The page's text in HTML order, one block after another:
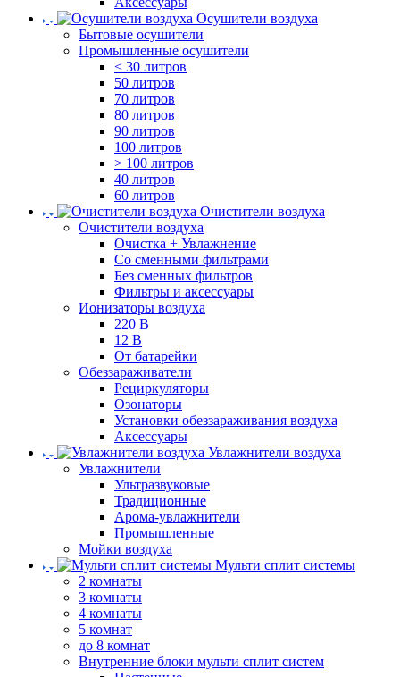
Осушители воздуха
Бытовые осушители
Промышленные осушители
< 30 литров
50 литров
70 литров
80 литров
90 литров
100 литров
> 100 литров
40 литров
60 литров
Очистители воздуха
Очистители воздуха
Очистка + Увлажнение
Cо сменными фильтрами
Без сменных фильтров
Фильтры и аксессуары
Ионизаторы воздуха
220 В
12 В
От батарейки
Обеззараживатели
Рециркуляторы
Озонаторы
Установки обеззараживания воздуха
Аксессуары
Увлажнители воздуха
Увлажнители
Ультразвуковые
Традиционные
Арома-увлажнители
Промышленные
Мойки воздуха
Мульти сплит системы
2 комнаты
3 комнаты
4 комнаты
5 комнат
до 8 комнат
Внутренние блоки мульти сплит систем